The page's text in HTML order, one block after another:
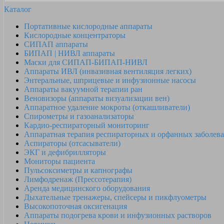
Каталог
Портативные кислородные аппараты
Кислородные концентраторы
СИПАП аппараты
БИПАП | НИВЛ аппараты
Маски для СИПАП-БИПАП-НИВЛ
Аппараты ИВЛ (инвазивная вентиляция легких)
Энтеральные, шприцевые и инфузионные насосы
Аппараты вакуумной терапии ран
Веновизоры (аппараты визуализации вен)
Аппаратное удаление мокроты (откашливатели)
Спирометры и газоанализаторы
Кардио-респираторный мониторинг
Аппаратная терапия респираторных и орфанных
Аспираторы (отсасыватели)
ЭКГ и дефибрилляторы
Мониторы пациента
Пульсоксиметры и капнографы
Лимфодренаж (Прессотерапия)
Аренда медицинского оборудования
Дыхательные тренажеры, спейсеры и пикфлуометры
Высокопоточная оксигенация
Аппараты подогрева крови и инфузионных растворов